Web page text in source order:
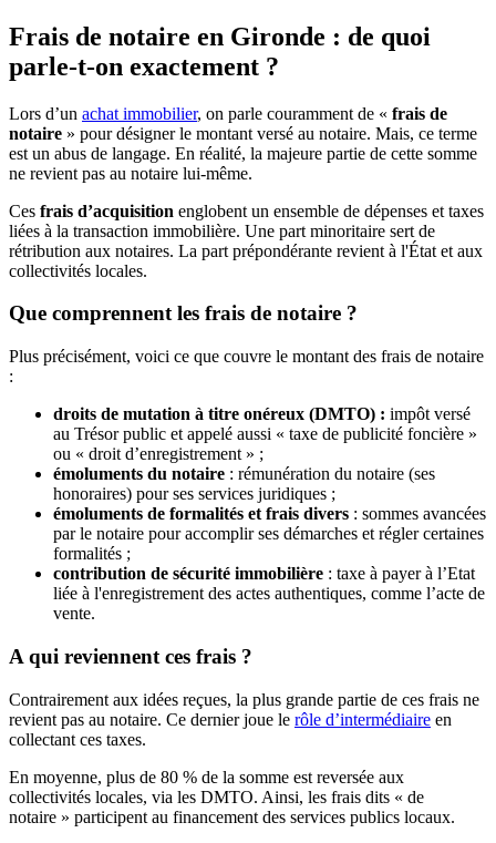
Frais de notaire en Gironde : de quoi
parle-t-on exactement ?
Lors d’un achat immobilier, on parle couramment de « frais de
notaire » pour désigner le montant versé au notaire. Mais, ce terme
est un abus de langage. En réalité, la majeure partie de cette somme
ne revient pas au notaire lui-même.
Ces frais d’acquisition englobent un ensemble de dépenses et taxes
liées à la transaction immobilière. Une part minoritaire sert de
rétribution aux notaires. La part prépondérante revient à l'État et aux
collectivités locales.
Que comprennent les frais de notaire ?
Plus précisément, voici ce que couvre le montant des frais de notaire
:
droits de mutation à titre onéreux (DMTO) : impôt versé
au Trésor public et appelé aussi « taxe de publicité foncière »
ou « droit d’enregistrement » ;
émoluments du notaire : rémunération du notaire (ses
honoraires) pour ses services juridiques ;
émoluments de formalités et frais divers : sommes avancées
par le notaire pour accomplir ses démarches et régler certaines
formalités ;
contribution de sécurité immobilière : taxe à payer à l’Etat
liée à l'enregistrement des actes authentiques, comme l’acte de
vente.
A qui reviennent ces frais ?
Contrairement aux idées reçues, la plus grande partie de ces frais ne
revient pas au notaire. Ce dernier joue le rôle d’intermédiaire en
collectant ces taxes.
En moyenne, plus de 80 % de la somme est reversée aux
collectivités locales, via les DMTO. Ainsi, les frais dits « de
notaire » participent au financement des services publics locaux.